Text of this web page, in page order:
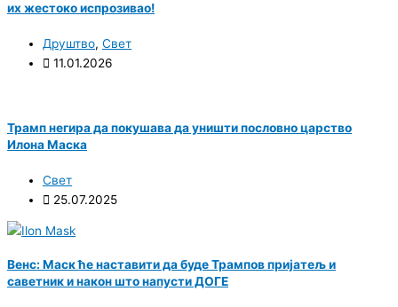
их жестоко испрозивао!
Друштво, Свет
11.01.2026
Трамп негира да покушава да уништи пословно царство
Илона Маска
Свет
25.07.2025
Венс: Маск ће наставити да буде Трампов пријатељ и
саветник и након што напусти ДОГЕ